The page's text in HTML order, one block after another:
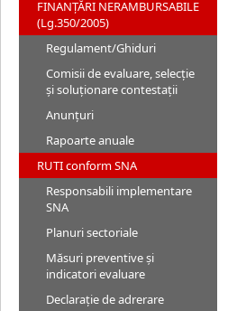
FINANȚĂRI NERAMBURSABILE
(Lg.350/2005)
Regulament/Ghiduri
Comisii de evaluare, selecție
și soluționare contestații
Anunțuri
Rapoarte anuale
RUTI conform SNA
Responsabili implementare
SNA
Planuri sectoriale
Măsuri preventive și
indicatori evaluare
Declarație de adrerare